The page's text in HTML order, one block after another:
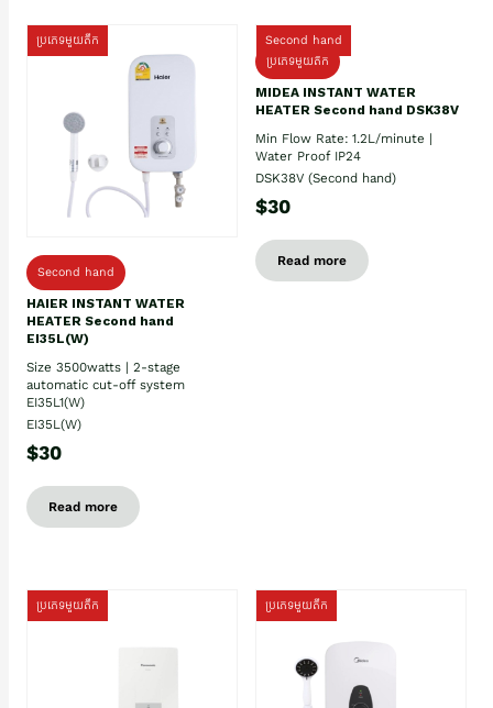
ប្រភេទមួយតឹក
Second hand
HAIER INSTANT WATER
HEATER Second hand
EI35L(W)
Size 3500watts | 2-stage
automatic cut-off system
EI35L1(W)
EI35L(W)
$30
Read more
Second hand
ប្រភេទមួយតឹក
MIDEA INSTANT WATER
HEATER Second hand DSK38V
Min Flow Rate: 1.2L/minute |
Water Proof IP24
DSK38V (Second hand)
$30
Read more
ប្រភេទមួយតឹក ប្រភេទមួយតឹក